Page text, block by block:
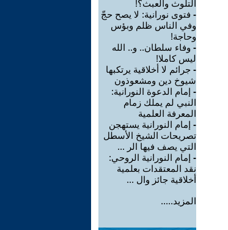
التلوث والعبث؟!
- فتوى نورانية: لا يصح حجّ
وفي الناس ظلم وبؤس
وحاجة!
- وفاء سلطان.. و.. الله
ليس كاملا!
- جرائم لا أخلاقية يرتكبها
شيوخ دين ومشعوذون
- إمام الدعوة النورانية:
النبي لم يملك زمام
المعرفة العلمية
- إمام النورانية يستهجن
تصريحات الشيخ الأسطل
التي يصف فيها الر ...
- إمام النورانية الروحي:
نقد المعتقدات بعلمية
أخلاقية جائز وال ...
المزيد.....